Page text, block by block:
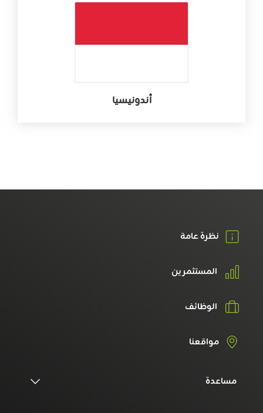
أندونيسيا
نظرة عامة
المستثمرين
الوظائف
مواقعنا
مساعدة